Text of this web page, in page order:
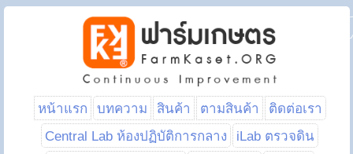
หน้าแรก บทความ สินค้า ตามสินค้า
ติดต่อเรา
Central Lab ห้องปฏิบัติการกลาง
iLab ตรวจดิน